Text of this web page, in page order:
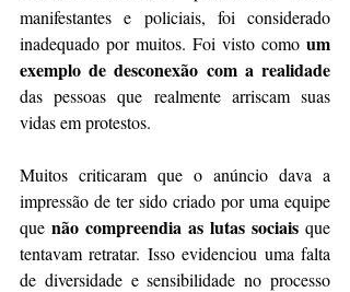
manifestantes e policiais, foi considerado
inadequado por muitos. Foi visto como um
exemplo de desconexão com a realidade
das pessoas que realmente arriscam suas
vidas em protestos.
Muitos criticaram que o anúncio dava a
impressão de ter sido criado por uma equipe
que não compreendia as lutas sociais que
tentavam retratar. Isso evidenciou uma falta
de diversidade e sensibilidade no processo